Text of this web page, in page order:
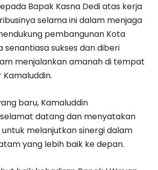
Bapak Kasna Dedi atas kerja
selama ini dalam menjaga
pembangunan Kota
senantiasa sukses dan diberi
menjalankan amanah di tempat
Kamaluddin.
baru, Kamaluddin
datang dan menyatakan
untuk melanjutkan sinergi dalam
yang lebih baik ke depan.